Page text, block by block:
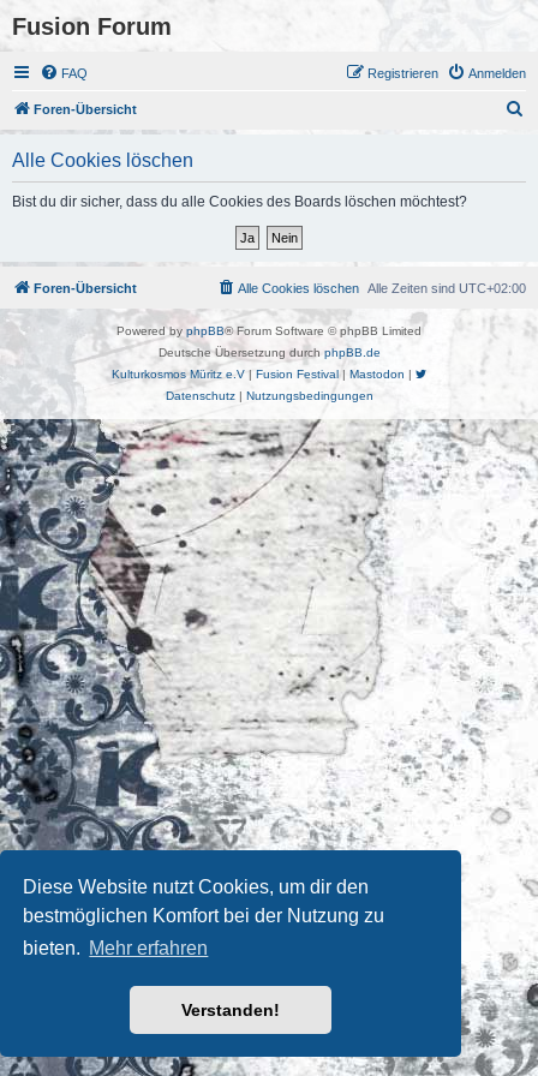
Diese Website nutzt Cookies, um dir den
bestmöglichen Komfort bei der Nutzung zu
bieten. Mehr erfahren
Verstanden!
Fusion Forum
FAQ Anmelden
Registrieren
Foren-Übersicht
Alle Cookies löschen
Bist du dir sicher, dass du alle Cookies des Boards löschen möchtest?
Foren-Übersicht Alle Zeiten sind UTC+02:00
Alle Cookies löschen
Powered by phpBB® Forum Software © phpBB Limited
Deutsche Übersetzung durch phpBB.de
Kulturkosmos Müritz e.V | Fusion Festival| Mastodon |
Datenschutz| Nutzungsbedingungen